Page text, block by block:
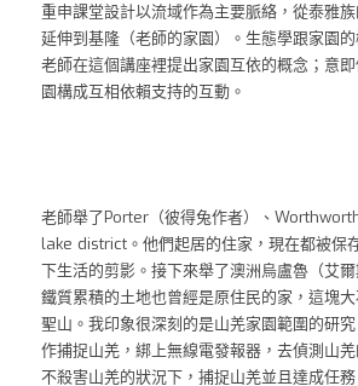
重申課堂設計以流域作為主要脈絡，從泰雅
延伸到基隆（老師的家園）。生態學跟家園的
老師在這個講座裡提出家園互依的概念；意
園構成互相依賴支持的互動。
老師舉了Porter（彼得兔作者）、
lake district。他們起居的住家，現在都被保
下生活的剪影。接下來舉了澳洲烏盧魯（艾
鐵質累積的土地也曾經是原住民的家，這塊
聖山。我印象很深刻的是山羌家園範圍的研
作捕捉山羌，綁上無線電發報器，去偵測山
不殺害山羌的狀況下，捕捉山羌並且達成任